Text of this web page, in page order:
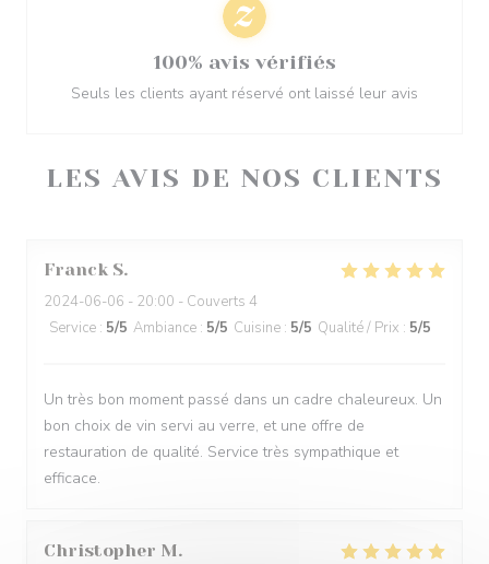
LES AVIS DE NOS CLIENTS
Franck S
2024-06-06 - 20:00 - Couverts 4
Service : 5/5 Ambiance : 5/5 Cuisine : 5/5 Qualité / Prix : 5/5
Un très bon moment passé dans un cadre chaleureux. Un
bon choix de vin servi au verre, et une offre de
restauration de qualité. Service très sympathique et
efficace.
Christopher M
100% avis vérifiés
Seuls les clients ayant réservé ont laissé leur avis